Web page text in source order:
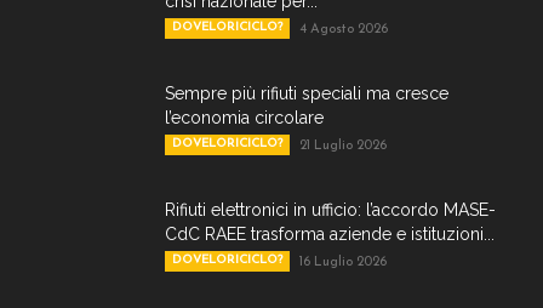
DOVELORICICLO? 4 Agosto 2026
Sempre più rifiuti speciali ma cresce
l’economia circolare
DOVELORICICLO? 21 Luglio 2026
Rifiuti elettronici in ufficio: l’accordo MASE-
CdC RAEE trasforma aziende e istituzioni...
DOVELORICICLO? 16 Luglio 2026